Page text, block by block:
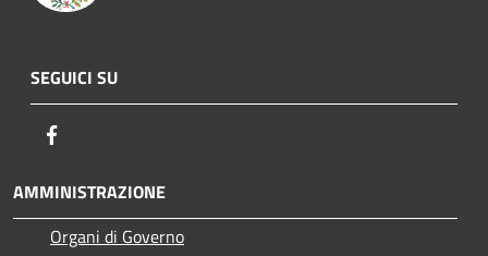
SEGUICI SU
AMMINISTRAZIONE
Organi di Governo